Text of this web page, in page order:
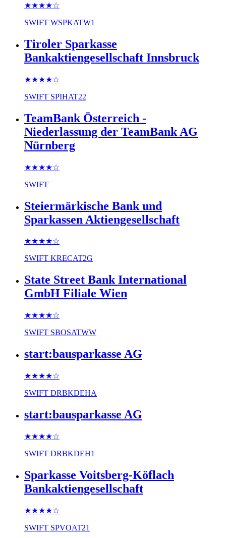
★★★★☆
SWIFT WSPKATW1
Tiroler Sparkasse
Bankaktiengesellschaft Innsbruck
★★★★☆
SWIFT SPIHAT22
TeamBank Österreich -
Niederlassung der TeamBank AG
Nürnberg
★★★★☆
SWIFT
Steiermärkische Bank und
Sparkassen Aktiengesellschaft
★★★★☆
SWIFT KRECAT2G
State Street Bank International
GmbH Filiale Wien
★★★★☆
SWIFT SBOSATWW
start:bausparkasse AG
★★★★☆
SWIFT DRBKDEHA
start:bausparkasse AG
★★★★☆
SWIFT DRBKDEH1
Sparkasse Voitsberg-Köflach
Bankaktiengesellschaft
★★★★☆
SWIFT SPVOAT21